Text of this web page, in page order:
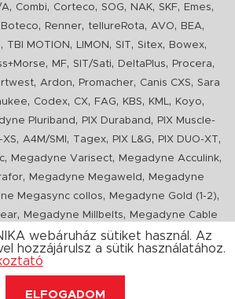
A, Combi, Corteco, SOG, NAK, SKF, Emes,
Boteco, Renner, tellureRota, AVO, BEA,
, TBI MOTION , LIMON , SIT, Sitex, Bowex,
, MF, SIT/Sati, DeltaPlus, Procera,
, Ardon, Promacher, Canis CXS, Sara
, Codex, CX, FAG, KBS, KML, Koyo,
Pluriband , PIX Duraband ,
PIX Muscle-
, A4M/SMI , Tagex, PIX L&G, PIX DUO-XT,
, Megadyne Varisect, Megadyne Acculink,
, Megadyne Megaweld ,
Megadyne
Megasync collos, Megadyne Gold (1-2),
, Megadyne Millbelts,
Megadyne Cable
Pull Down, Optibelt VB,Mitsuboshi
Megarib ,PIX HARVESTER,Urgent
webáruház sütiket használ. Az
hozzájárulsz a sütik használatához.
ELFOGADOM